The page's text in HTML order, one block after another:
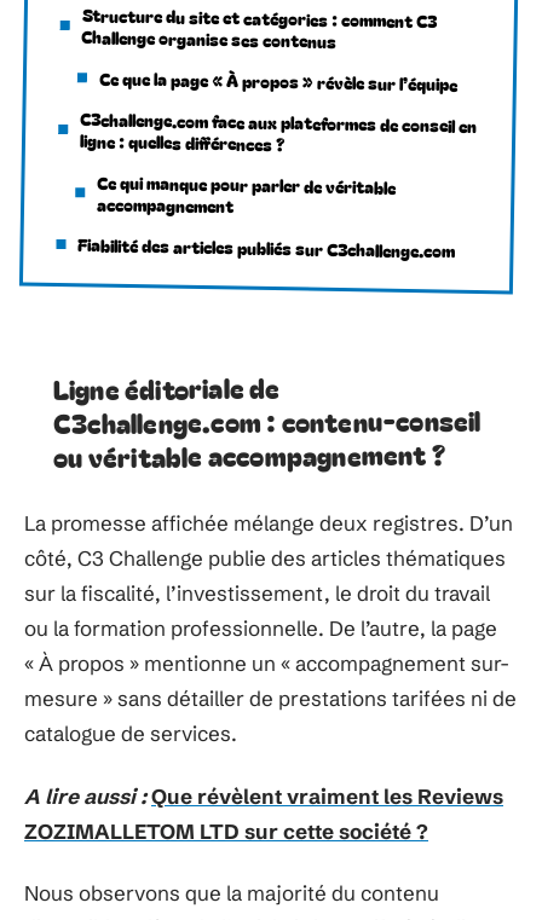
Structure du site et catégories : comment C3
Challenge organise ses contenus
Ce que la page « À propos » révèle sur l’équipe
C3challenge.com face aux plateformes de conseil en
ligne : quelles différences ?
Ce qui manque pour parler de véritable
accompagnement
Fiabilité des articles publiés sur C3challenge.com
Ligne éditoriale de
C3challenge.com : contenu-conseil
ou véritable accompagnement ?
La promesse affichée mélange deux registres. D’un
côté, C3 Challenge publie des articles thématiques
sur la fiscalité, l’investissement, le droit du travail
ou la formation professionnelle. De l’autre, la page
« À propos » mentionne un « accompagnement sur-
mesure » sans détailler de prestations tarifées ni de
catalogue de services.
A lire aussi :Que révèlent vraiment les Reviews
ZOZIMALLETOM LTD sur cette société ?
Nous observons que la majorité du contenu